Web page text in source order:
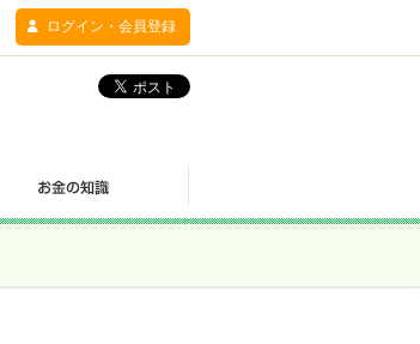
ログイン・会員登録